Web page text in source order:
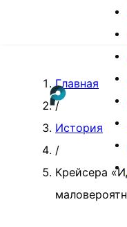
Главная
/
История
/
Крейсера